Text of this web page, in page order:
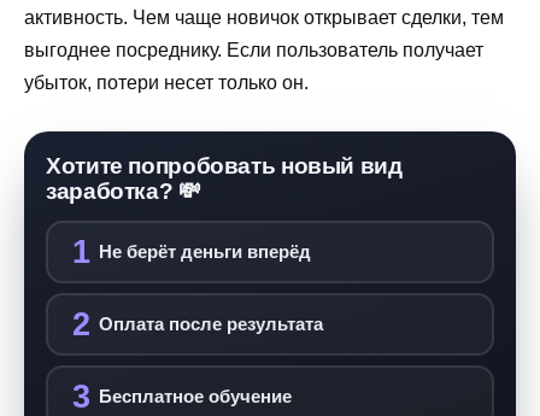
активность. Чем чаще новичок открывает сделки, тем
выгоднее посреднику. Если пользователь получает
убыток, потери несет только он.
Хотите попробовать новый вид
заработка? 💸
1 Не берёт деньги вперёд
2 Оплата после результата
3 Бесплатное обучение